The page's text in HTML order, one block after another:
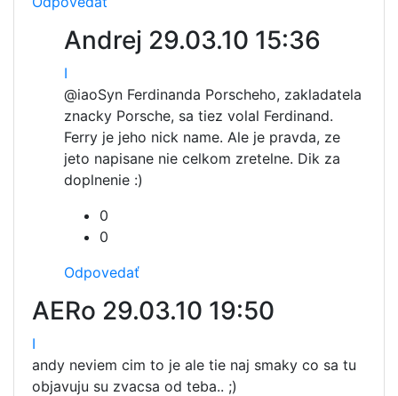
Andrej 29.03.10 15:36
I
@iaoSyn Ferdinanda Porscheho, zakladatela
znacky Porsche, sa tiez volal Ferdinand.
Ferry je jeho nick name. Ale je pravda, ze
jeto napisane nie celkom zretelne. Dik za
doplnenie :)
0
0
Odpovedať
AERo 29.03.10 19:50
I
andy neviem cim to je ale tie naj smaky co sa tu
objavuju su zvacsa od teba.. ;)